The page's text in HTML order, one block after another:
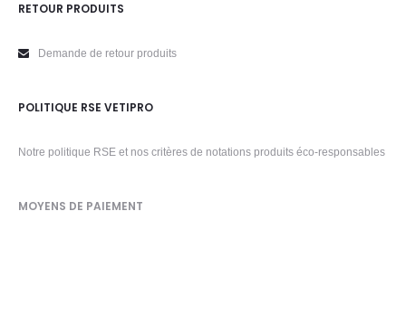
RETOUR PRODUITS
Demande de retour produits
POLITIQUE RSE VETIPRO
Notre politique RSE et nos critères de notations produits éco-responsables
MOYENS DE PAIEMENT